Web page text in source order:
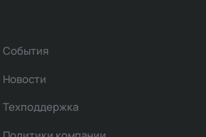
События
Новости
Техподдержка